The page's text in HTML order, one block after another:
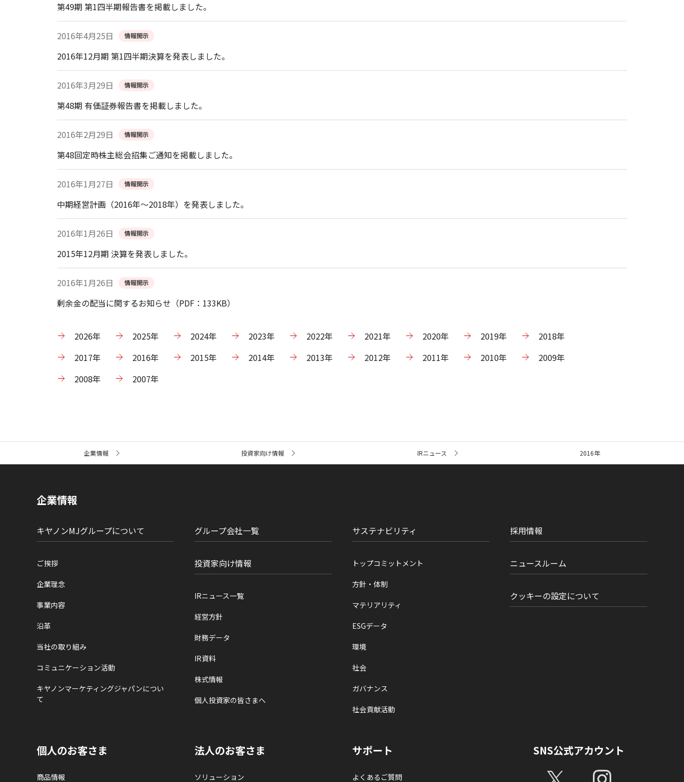
第49期 第1四半期報告書を掲載しました。
2016年4月25日 情報開示
2016年12月期 第1四半期決算を発表しました。
2016年3月29日 情報開示
第48期 有価証券報告書を掲載しました。
2016年2月29日 情報開示
第48回定時株主総会招集ご通知を掲載しました。
2016年1月27日 情報開示
中期経営計画（2016年～2018年）を発表しました。
2016年1月26日 情報開示
2015年12月期 決算を発表しました。
2016年1月26日 情報開示
剰余金の配当に関するお知らせ（PDF：133KB）
2026年 2025年 2024年 2023年 2022年 2021年 2020年 2019年
2018年
2017年
2016年 2015年 2014年 2013年 2012年 2011年 2010年
2009年
2008年
2007年
ト
企業情報 投資家向け情報 IRニュース 2016年
企業情報
キヤノンMJグループについて
ご挨拶
企業理念
事業内容
沿革
当社の取り組み
コミュニケーション活動
キヤノンマーケティングジャパンについ
て
グループ会社一覧
投資家向け情報
IRニュース一覧
経営方針
財務データ
IR資料
株式情報
個人投資家の皆さまへ
サステナビリティ
トップコミットメント
方針・体制
マテリアリティ
ESGデータ
環境
社会
ガバナンス
社会貢献活動
採用情報
ニュースルーム
クッキーの設定について
個人のお客さま
商品情報
法人のお客さま
ソリューション
サポート
よくあるご質問
SNS公式アカウント